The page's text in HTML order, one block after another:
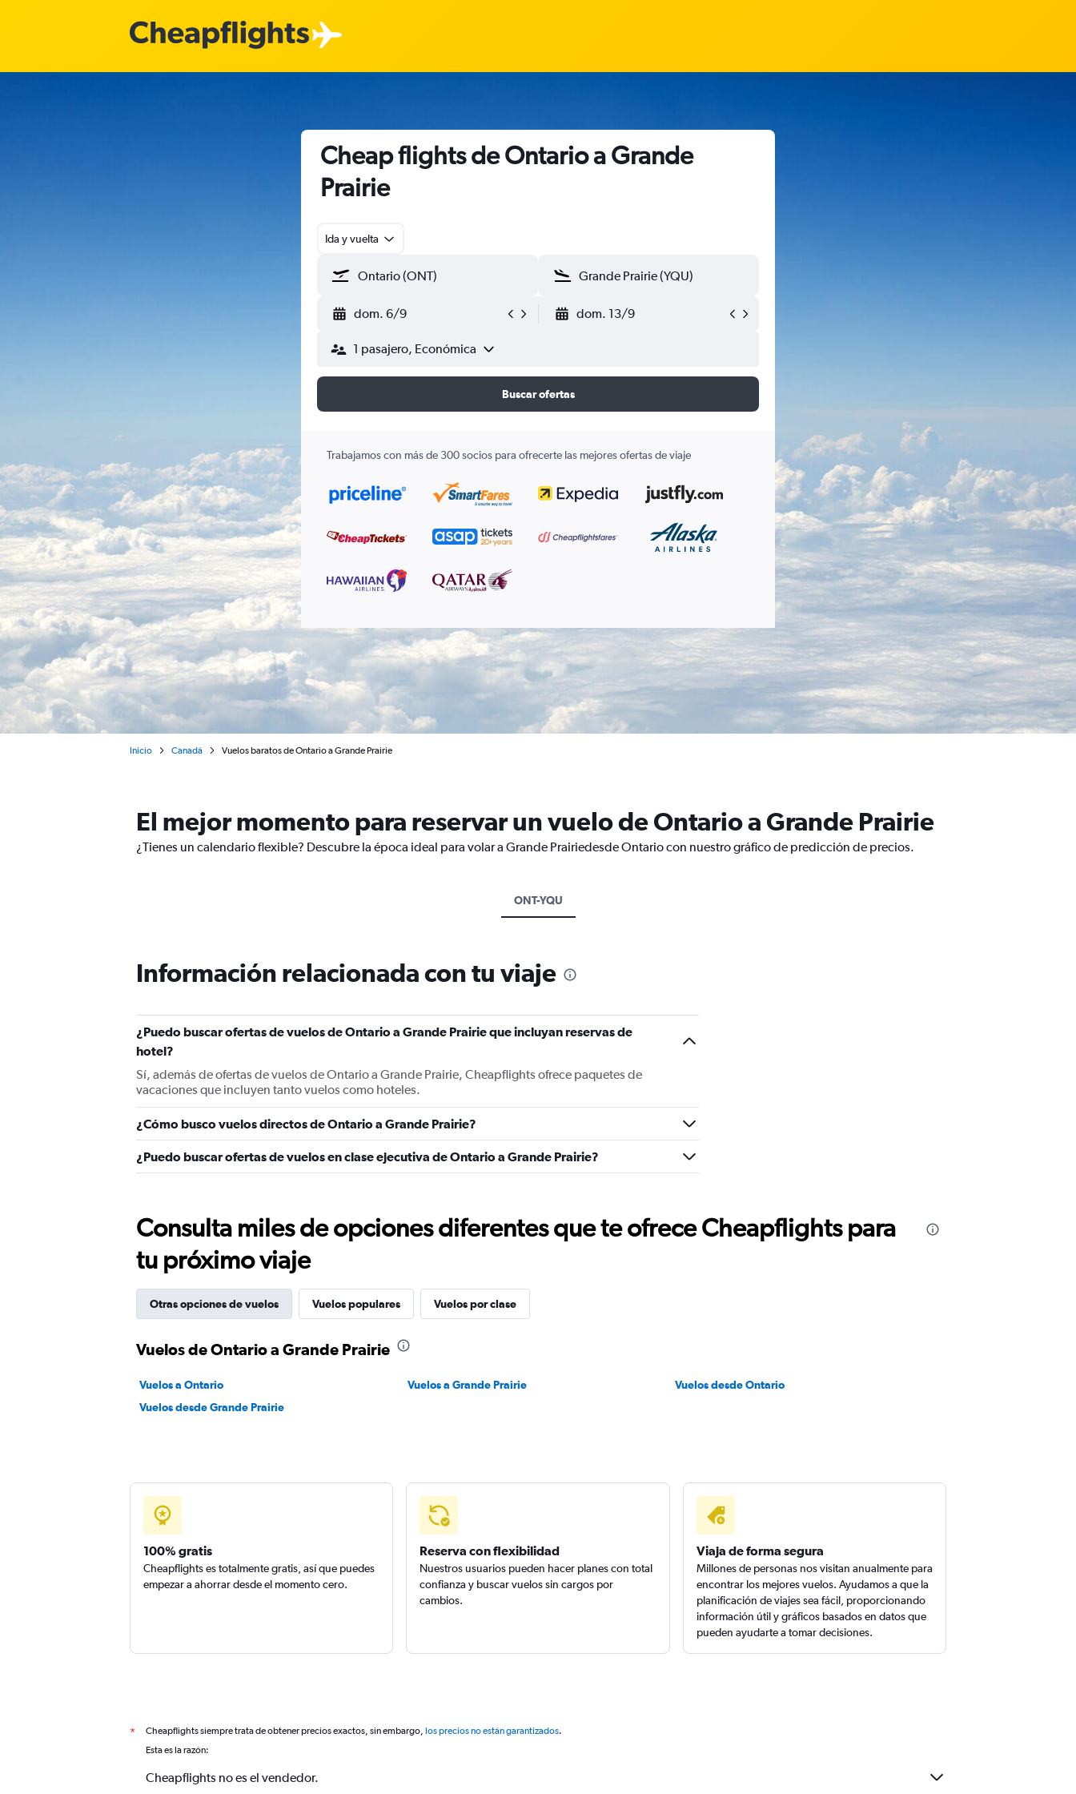
Cheap flights de Ontario a Grande
Prairie
Ida y vuelta
dom. 6/9 dom. 13/9
1 pasajero, Económica
Buscar ofertas
Trabajamos con más de 300 socios para ofrecerte las mejores ofertas de viaje
Inicio Canadá Vuelos baratos de Ontario a Grande Prairie
El mejor momento para reservar un vuelo de Ontario a Grande Prairie
¿Tienes un calendario flexible? Descubre la época ideal para volar a Grande Prairiedesde Ontario con nuestro gráfico de predicción de precios.
ONT-YQU
Información relacionada con tu viaje
¿Puedo buscar ofertas de vuelos de Ontario a Grande Prairie que incluyan reservas de
hotel?
Sí, además de ofertas de vuelos de Ontario a Grande Prairie, Cheapflights ofrece paquetes de
vacaciones que incluyen tanto vuelos como hoteles.
¿Cómo busco vuelos directos de Ontario a Grande Prairie?
¿Puedo buscar ofertas de vuelos en clase ejecutiva de Ontario a Grande Prairie?
Consulta miles de opciones diferentes que te ofrece Cheapflights para
tu próximo viaje
Otras opciones de vuelos Vuelos populares Vuelos por clase
Vuelos de Ontario a Grande Prairie
Vuelos a Ontario Vuelos a Grande Prairie
Vuelos desde Ontario
Vuelos desde Grande Prairie
100% gratis
Cheapflights es totalmente gratis, así que puedes
empezar a ahorrar desde el momento cero.
Reserva con flexibilidad
Nuestros usuarios pueden hacer planes con total
confianza y buscar vuelos sin cargos por
cambios.
Viaja de forma segura
Millones de personas nos visitan anualmente para
encontrar los mejores vuelos. Ayudamos a que la
planificación de viajes sea fácil, proporcionando
información útil y gráficos basados en datos que
pueden ayudarte a tomar decisiones.
* Cheapflights siempre trata de obtener precios exactos, sin embargo, los precios no están garantizados.
Esta es la razón:
Cheapflights no es el vendedor.